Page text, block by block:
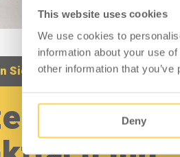
This website uses cookies
We use cookies to
information about your use
other information that
Deny
Sie die Staufläche für
Sie das